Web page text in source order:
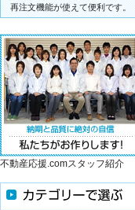
再注文機能が使えて便利です。
不動産応援.comスタッフ紹介